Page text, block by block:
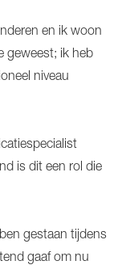
en ik woon
geweest; ik heb
niveau
is dit een rol die
gestaan tijdens
gaaf om nu